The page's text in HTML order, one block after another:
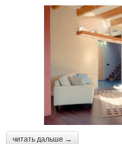
читать дальше →